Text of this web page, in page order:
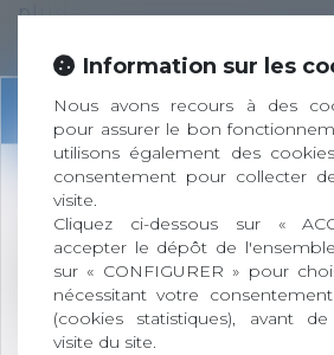
plusieurs questions peuvent
Comment procéder au
des biens ?
Qui va conserver
L’usage de ce bien le
gratuit ou onéreux ?
Vais-je être redevable
d’occupation ?
Faut-il vendre le bien ?
Information sur les
Nous avons recours à des
pour assurer le bon
utilisons également des
consentement pour collecter
visite.
Cliquez ci-dessous sur «
accepter le dépôt de
sur « CONFIGURER » pour
nécessitant votre
(cookies statistiques), avant
visite du site.
Information
Changement d'adresse du
90 Allée des Cévennes
BP 102
26303 BOURG-DE-PÉAGE